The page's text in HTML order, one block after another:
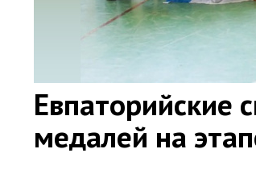
Евпаторийские
медалей на